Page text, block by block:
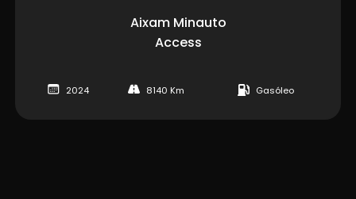
AixamMinauto
Access
2024 8140 Km Gasóleo